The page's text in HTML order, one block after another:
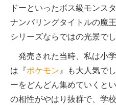
ドーといったボス級モンス
ナンバリングタイトルの魔
シリーズならではの光景でし
発売された当時、私は小
は『ポケモン 』も大人気で
ーをどんどん集めていくと
の相性がやはり抜群で、学